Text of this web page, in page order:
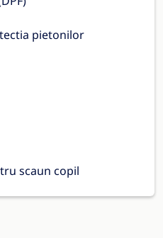
pietonilor
scaun copil